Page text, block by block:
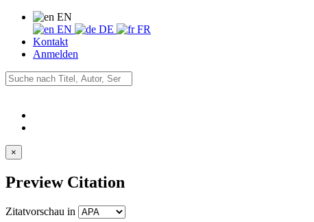
EN
EN
DE
FR
Kontakt
Anmelden
×
Preview Citation
Zitatvorschau in